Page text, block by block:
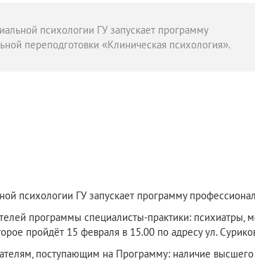
психологии ГУ запускает программу
переподготовки «Клиническая психология».
психологии ГУ запускает программу
программы специалисты-практики: психиатры,
пройдёт 15 февраля в 15.00 по адресу ул.
поступающим на Программу: наличие